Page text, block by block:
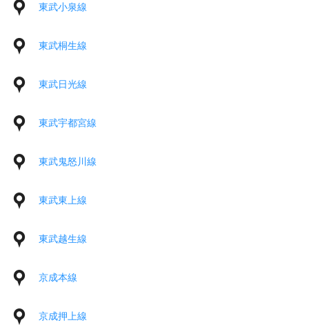
東武小泉線
東武桐生線
東武日光線
東武宇都宮線
東武鬼怒川線
東武東上線
東武越生線
京成本線
京成押上線